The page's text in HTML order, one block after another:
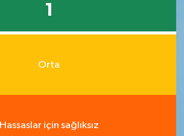
1
Orta
Hassaslar için sağlıksız